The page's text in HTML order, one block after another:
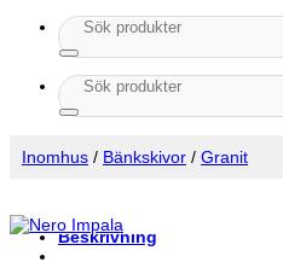
Sök
efter:
Sök
efter:
Inomhus / Bänkskivor / Granit
Beskrivning